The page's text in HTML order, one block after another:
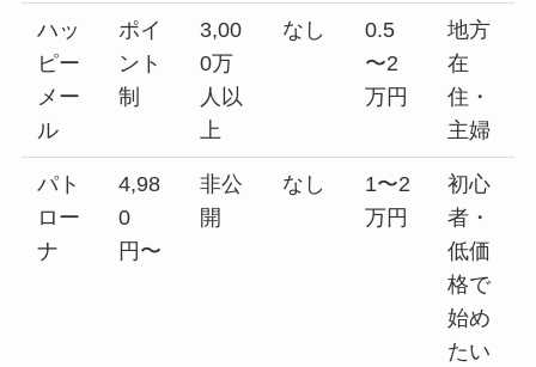
ハッ
ピー
メー
ル
ポイ
ント
制
3,00
0万
人以
上
なし
0.5
〜2
万円
地方
在
住・
主婦
パト
ロー
ナ
4,98
0
円〜
非公
開
なし
1〜2
万円
初心
者・
低価
格で
始め
たい